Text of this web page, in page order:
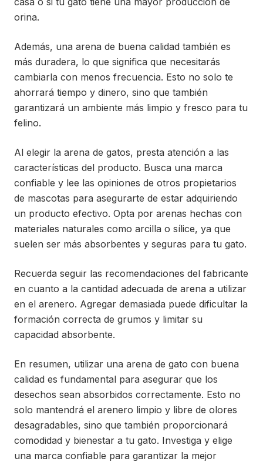
orina.
Además, una arena de buena calidad también es
más duradera, lo que significa que necesitarás
cambiarla con menos frecuencia. Esto no solo te
ahorrará tiempo y dinero, sino que también
garantizará un ambiente más limpio y fresco para tu
felino.
Al elegir la arena de gatos, presta atención a las
características del producto. Busca una marca
confiable y lee las opiniones de otros propietarios
de mascotas para asegurarte de estar adquiriendo
un producto efectivo. Opta por arenas hechas con
materiales naturales como arcilla o sílice, ya que
suelen ser más absorbentes y seguras para tu gato.
Recuerda seguir las recomendaciones del fabricante
en cuanto a la cantidad adecuada de arena a utilizar
en el arenero. Agregar demasiada puede dificultar la
formación correcta de grumos y limitar su
capacidad absorbente.
En resumen, utilizar una arena de gato con buena
calidad es fundamental para asegurar que los
desechos sean absorbidos correctamente. Esto no
solo mantendrá el arenero limpio y libre de olores
desagradables, sino que también proporcionará
comodidad y bienestar a tu gato. Investiga y elige
una marca confiable para garantizar la mejor